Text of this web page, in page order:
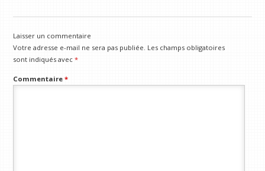
Laisser un commentaire
Votre adresse e-mail ne sera pas publiée. Les champs obligatoires
sont indiqués avec*
Commentaire*